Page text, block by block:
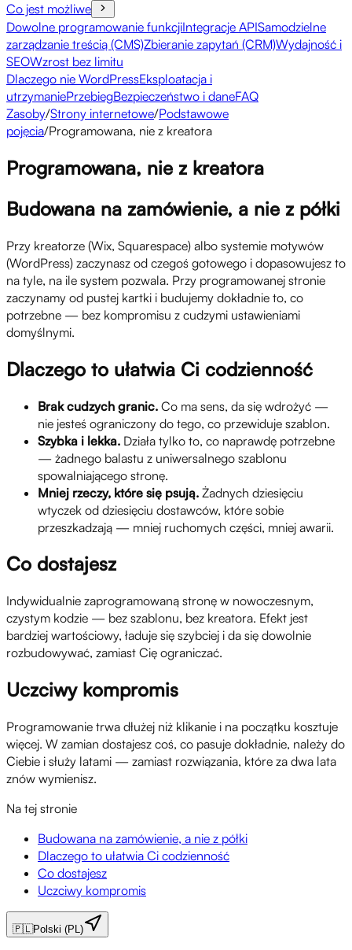
Co jest możliwe
Dowolne programowanie funkcjiIntegracje APISamodzielne
zarządzanie treścią (CMS)Zbieranie zapytań (CRM)Wydajność i
SEOWzrost bez limitu
Dlaczego nie WordPressEksploatacja i
utrzymaniePrzebiegBezpieczeństwo i daneFAQ
Zasoby/Strony internetowe/Podstawowe
pojęcia/Programowana, nie z kreatora
Programowana, nie z kreatora
Budowana na zamówienie, a nie z półki
Przy kreatorze (Wix, Squarespace) albo systemie motywów
(WordPress) zaczynasz od czegoś gotowego i dopasowujesz to
na tyle, na ile system pozwala. Przy programowanej stronie
zaczynamy od pustej kartki i budujemy dokładnie to, co
potrzebne — bez kompromisu z cudzymi ustawieniami
domyślnymi.
Dlaczego to ułatwia Ci codzienność
Brak cudzych granic. Co ma sens, da się wdrożyć —
nie jesteś ograniczony do tego, co przewiduje szablon.
Szybka i lekka. Działa tylko to, co naprawdę potrzebne
— żadnego balastu z uniwersalnego szablonu
spowalniającego stronę.
Mniej rzeczy, które się psują. Żadnych dziesięciu
wtyczek od dziesięciu dostawców, które sobie
przeszkadzają — mniej ruchomych części, mniej awarii.
Co dostajesz
Indywidualnie zaprogramowaną stronę w nowoczesnym,
czystym kodzie — bez szablonu, bez kreatora. Efekt jest
bardziej wartościowy, ładuje się szybciej i da się dowolnie
rozbudowywać, zamiast Cię ograniczać.
Uczciwy kompromis
Programowanie trwa dłużej niż klikanie i na początku kosztuje
więcej. W zamian dostajesz coś, co pasuje dokładnie, należy do
Ciebie i służy latami — zamiast rozwiązania, które za dwa lata
znów wymienisz.
Na tej stronie
Budowana na zamówienie, a nie z półki
Dlaczego to ułatwia Ci codzienność
Co dostajesz
Uczciwy kompromis
🇵🇱Polski (PL)